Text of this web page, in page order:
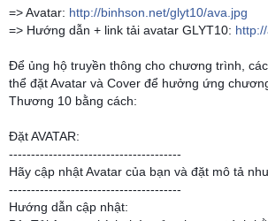
=> Avatar: http://binhson.net/glyt10/ava.jpg
=> Hướng dẫn + link tải avatar GLYT10:
Để ủng hộ truyền thông cho chương trình,
thể đặt Avatar và Cover để hưởng ứng
Thương 10 bằng cách:
Đặt AVATAR:
---------------------------------------
Hãy cập nhật Avatar của bạn và đặt mô tả
---------------------------------------
Hướng dẫn cập nhật: